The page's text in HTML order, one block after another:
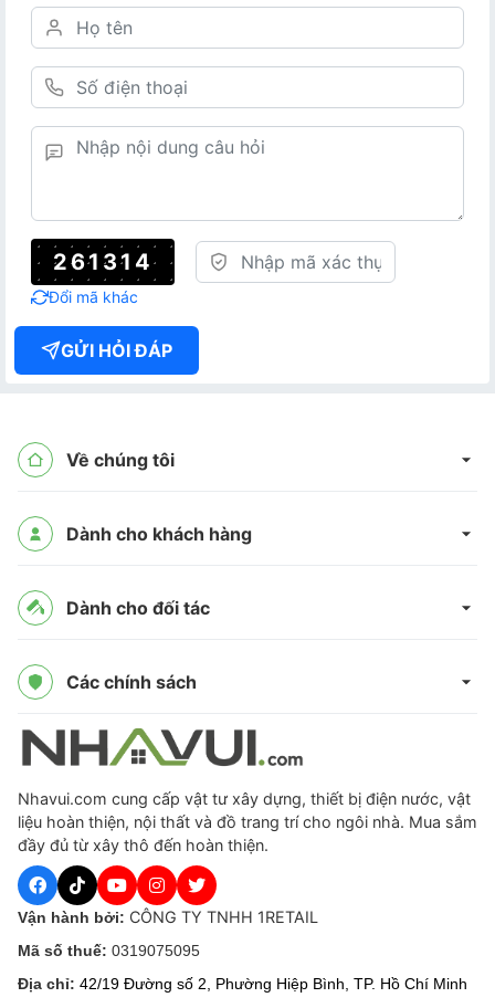
261314
Đổi mã khác
GỬI HỎI ĐÁP
Về chúng tôi
Dành cho khách hàng
Dành cho đối tác
Các chính sách
Nhavui.com cung cấp vật tư xây dựng, thiết bị điện nước, vật
liệu hoàn thiện, nội thất và đồ trang trí cho ngôi nhà. Mua sắm
đầy đủ từ xây thô đến hoàn thiện.
Vận hành bởi: CÔNG TY TNHH 1RETAIL
Mã số thuế: 0319075095
Địa chỉ: 42/19 Đường số 2, Phường Hiệp Bình, TP. Hồ Chí Minh